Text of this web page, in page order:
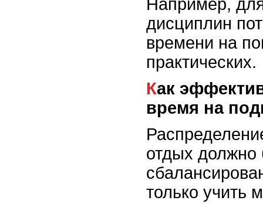
Например,
дисциплин
времени на
практических.
Как эффективно распределить
время на
отдых должно
только учить